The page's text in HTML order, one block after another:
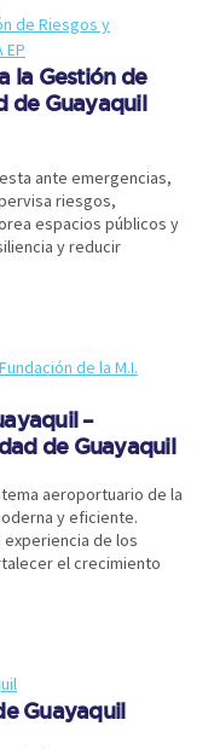
la Gestión de
de Guayaquil
ante emergencias,
riesgos,
espacios públicos y
y reducir
–
de Guayaquil
aeroportuario de la
y eficiente.
de los
el crecimiento
Guayaquil